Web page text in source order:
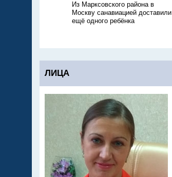
Из Марксовского района в
Москву санавиацией доставили
ещё одного ребёнка
ЛИЦА